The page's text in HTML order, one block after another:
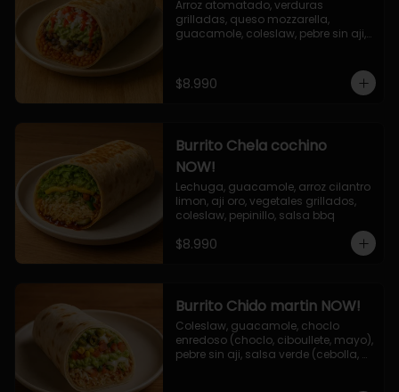
Arroz atomatado, verduras
grilladas, queso mozzarella,
guacamole, coleslaw, pebre sin aji,
$8.990
Burrito Chela cochino
NOW!
Lechuga, guacamole, arroz cilantro
limon, aji oro, vegetales grillados,
coleslaw, pepinillo, salsa bbq
$8.990
Burrito Chido martin NOW!
Coleslaw, guacamole, choclo
enredoso (choclo, ciboullete, mayo),
pebre sin aji, salsa verde (cebolla,